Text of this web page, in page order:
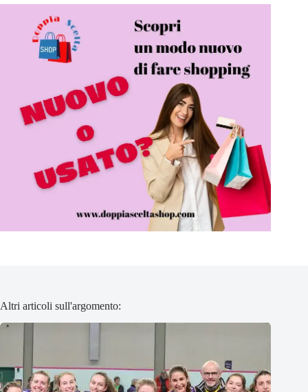
Altri articoli sull'argomento: